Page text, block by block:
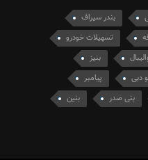
بندر سیراف
تسهیلات خودرو
بنیز
دبی
پیامبر
بنی صدر
بنین